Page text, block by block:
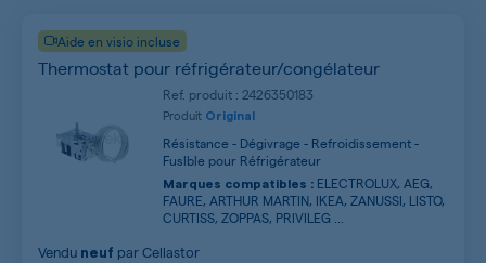
Aide en visio incluse
Thermostat pour réfrigérateur/congélateur
Ref. produit : 2426350183
Produit Original
Résistance - Dégivrage - Refroidissement -
Fuslble pour Réfrigérateur
Marques compatibles : ELECTROLUX, AEG,
FAURE, ARTHUR MARTIN, IKEA, ZANUSSI, LISTO,
CURTISS, ZOPPAS, PRIVILEG ...
Vendu neuf parCellastor